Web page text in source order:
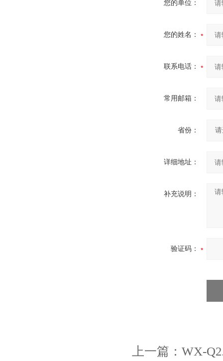
您的单位：
您的姓名：
联系电话：
常用邮箱：
省份：
详细地址：
补充说明：
验证码：
上一篇： WX-